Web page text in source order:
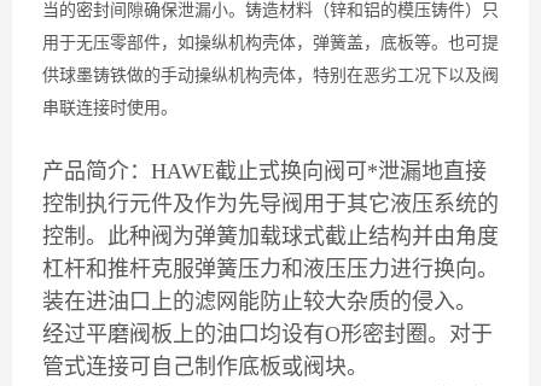
当的密封间隙确保泄漏小。铸造材料（锌和铝的模压铸件）只
用于无压零部件，如操纵机构壳体，弹簧盖，底板等。也可提
供球墨铸铁做的手动操纵机构壳体，特别在恶劣工况下以及阀
串联连接时使用。
产品简介：HAWE截止式换向阀 可*泄漏地直接
控制执行元件及作为先导阀用于其它液压系统的
控制。此种阀为弹簧加载球式截止结构并由角度
杠杆和推杆克服弹簧压力和液压压力进行换向。
装在进油口上的滤网能防止较大杂质的侵入。
经过平磨阀板上的油口均设有O形密封圈。对于
管式连接可自己制作底板或阀块。